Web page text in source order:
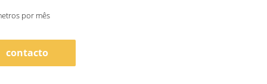
por mês
contacto